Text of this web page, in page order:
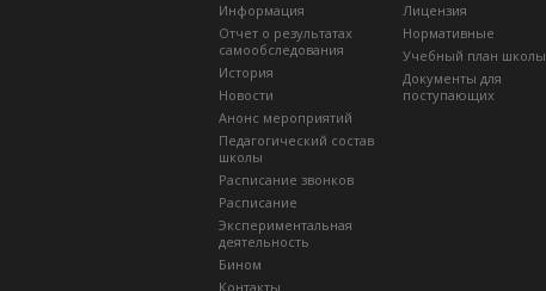
Информация
Отчет о результатах
самообследования
История
Новости
Анонс мероприятий
Педагогический состав
школы
Расписание звонков
Расписание
Экспериментальная
деятельность
Бином
Контакты
Лицензия
Нормативные
Учебный план школы
Документы для
поступающих